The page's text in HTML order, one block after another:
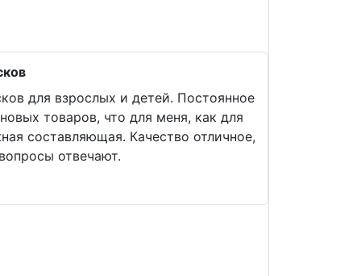
для взрослых и детей. Постоянное
товаров, что для меня, как для
составляющая. Качество отличное,
отвечают.